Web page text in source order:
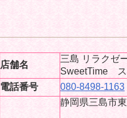
店舗名
三島 リラクゼ
SweetTime ス
電話番号
080-8498-1163
静岡県三島市